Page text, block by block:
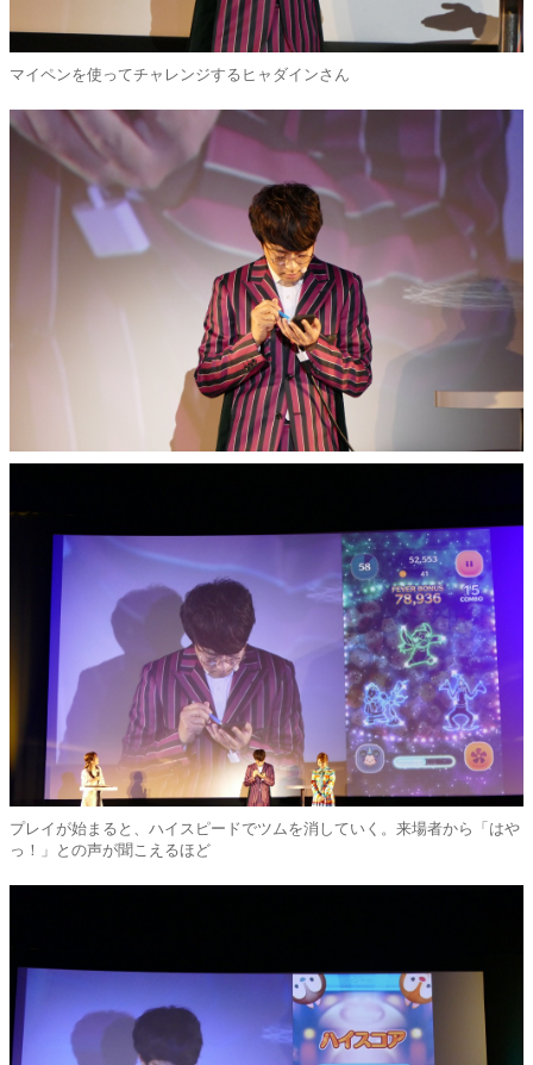
マイペンを使ってチャレンジするヒャダインさん
プレイが始まると、ハイスピードでツムを消していく。来場者から「はや
っ！」との声が聞こえるほど